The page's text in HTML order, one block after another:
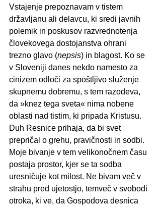
Vstajenje prepoznavam v tistem
državljanu ali delavcu, ki sredi javnih
polemik in poskusov razvrednotenja
človekovega dostojanstva ohrani
trezno glavo (nepsis) in blagost. Ko se
v Sloveniji danes nekdo namesto za
cinizem odloči za spoštljivo služenje
skupnemu dobremu, s tem razodeva,
da »knez tega sveta« nima nobene
oblasti nad tistim, ki pripada Kristusu.
Duh Resnice prihaja, da bi svet
prepričal o grehu, pravičnosti in sodbi.
Moje bivanje v tem velikonočnem času
postaja prostor, kjer se ta sodba
uresničuje kot milost. Ne bivam več v
strahu pred ujetostjo, temveč v svobodi
otroka, ki ve, da Gospodova desnica